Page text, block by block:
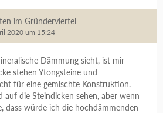
im Gründerviertel
2020 um 15:24
Dämmung sieht, ist mir
stehen Ytongsteine und
für eine gemischte Konstruktion.
auf die Steindicken sehen, aber wenn
dass würde ich die hochdämmenden